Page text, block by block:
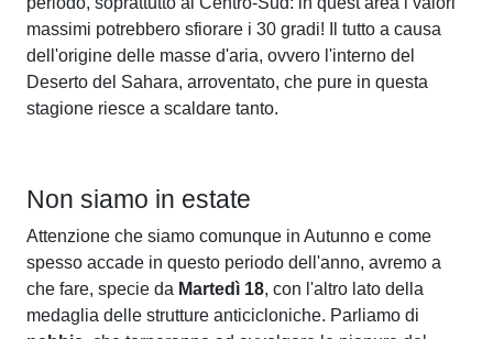
massimi potrebbero sfiorare i 30 gradi! Il tutto a causa
dell'origine delle masse d'aria, ovvero l'interno del
Deserto del Sahara, arroventato, che pure in questa
stagione riesce a scaldare tanto.
Non siamo in estate
Attenzione che siamo comunque in Autunno e come
spesso accade in questo periodo dell'anno, avremo a
che fare, specie da Martedì 18, con l'altro lato della
medaglia delle strutture anticicloniche. Parliamo di